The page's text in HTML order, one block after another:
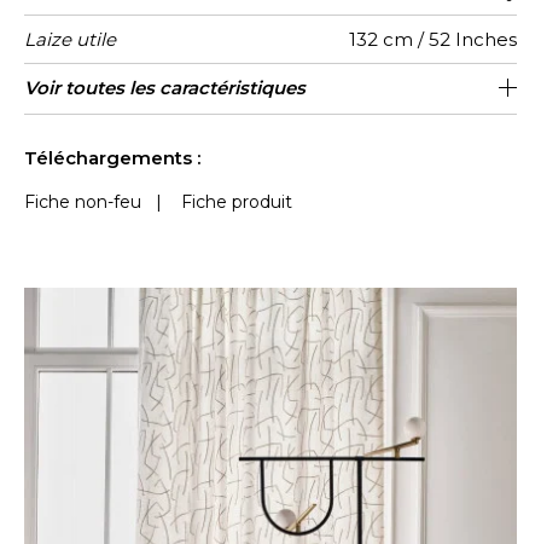
Laize utile 132 cm / 52 Inches
Rétrécissement <2%
Raccord Raccord droit
Sens De large
Poids g/m² 360
Performance
Accoustique
aw - 0.15
Usage
Entretien
Pays
d'origine
Inde
Rapport
Horizontal
66 cm / 26 Inches
Rapport
Vertical
32 cm / 13 Inches
Voir toutes les caractéristiques
Téléchargements :
Fiche non-feu | Fiche produit